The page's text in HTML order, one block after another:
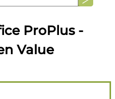
ProPlus -
Value